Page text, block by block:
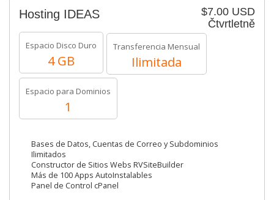
$7.00 USD
Čtvrtletně
Hosting IDEAS
Espacio Disco Duro
4 GB
Transferencia Mensual
Ilimitada
Espacio para Dominios
1
Bases de Datos, Cuentas de Correo y Subdominios
Ilimitados
Constructor de Sitios Webs RVSiteBuilder
Más de 100 Apps AutoInstalables
Panel de Control cPanel